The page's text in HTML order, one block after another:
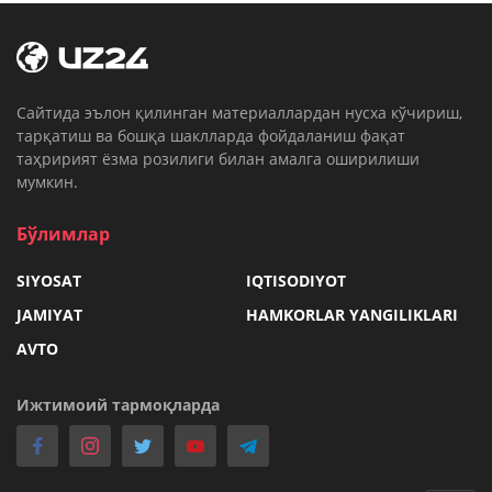
Cайтида эълон қилинган материаллардан нусха кўчириш,
тарқатиш ва бошқа шаклларда фойдаланиш фақат
таҳририят ёзма розилиги билан амалга оширилиши
мумкин.
Бўлимлар
SIYOSAT
IQTISODIYOT
JAMIYAT
HAMKORLAR YANGILIKLARI
AVTO
Ижтимоий тармоқларда